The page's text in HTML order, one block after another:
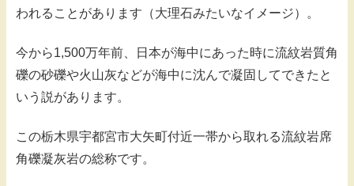
われることがあります（大理石みたいなイメージ）。
今から1,500万年前、日本が海中にあった時に流紋岩質角
礫の砂礫や火山灰などが海中に沈んで凝固してできたと
いう説があります。
この栃木県宇都宮市大矢町付近一帯から取れる流紋岩席
角礫凝灰岩の総称です。